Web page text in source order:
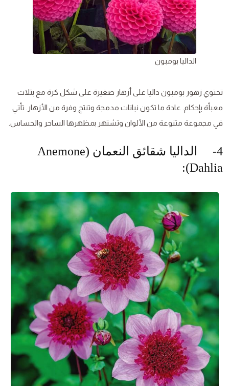
الداليا بومبون
تحتوي زهور بومبون داليا على أزهار صغيرة على شكل كرة مع بتلات
معبأة بإحكام. عادة ما تكون نباتات مدمجة وتنتج وفرة من الأزهار. تأتي
في مجموعة متنوعة من الألوان وتشتهر بمظهرها الساحر والحساس.
4- الداليا شقائق النعمان (Anemone
Dahlia):